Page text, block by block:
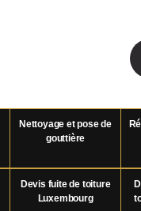
Nettoyage et pose de
gouttière
Devis fuite de toiture
Luxembourg